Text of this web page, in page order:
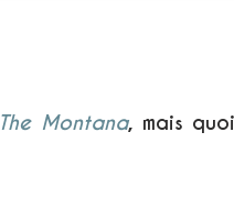
The Montana, mais